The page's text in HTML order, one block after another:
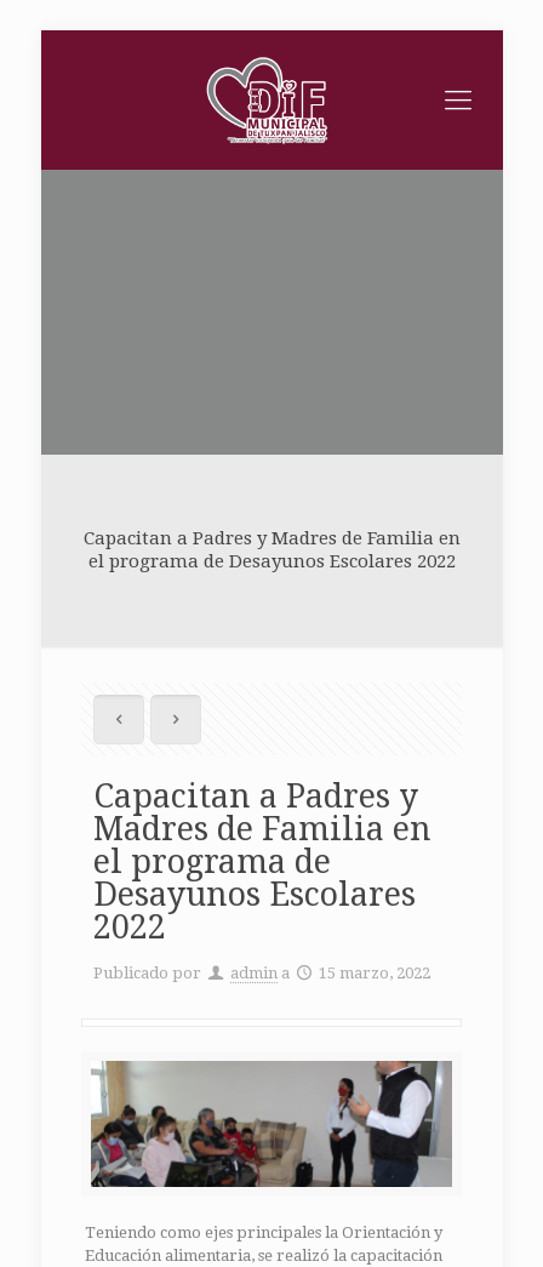
Capacitan a Padres y Madres de Familia en
el programa de Desayunos Escolares 2022
Capacitan a Padres y
Madres de Familia en
el programa de
Desayunos Escolares
2022
Publicado por admin a 15 marzo, 2022
Teniendo como ejes principales la Orientación y
Educación alimentaria, se realizó la capacitación